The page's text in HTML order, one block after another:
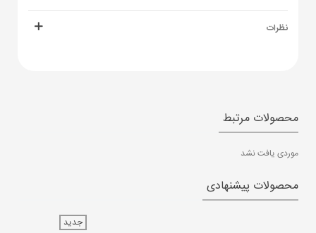
نظرات
محصولات مرتبط
موردی یافت نشد
محصولات پیشنهادی
جدید